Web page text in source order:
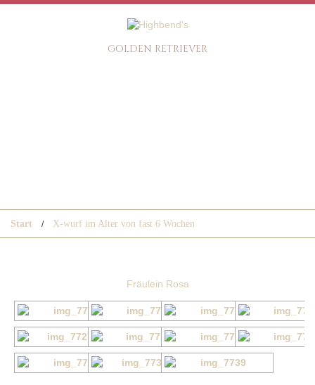
GOLDEN RETRIEVER
Start X-wurf im Alter von fast 6 Wochen
Fräulein Rosa